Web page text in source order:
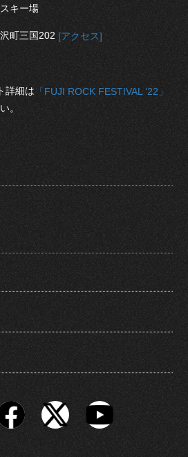
キー場
町三国202 [アクセス]
詳細は 「FUJI ROCK FESTIVAL ’22」
。